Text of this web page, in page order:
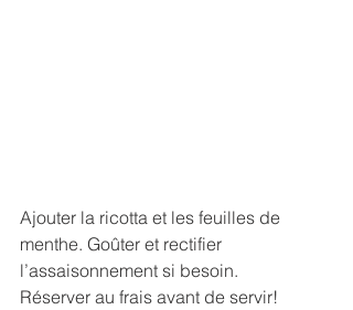
Ajouter la ricotta et les feuilles de
menthe. Goûter et rectifier
l’assaisonnement si besoin.
Réserver au frais avant de servir!